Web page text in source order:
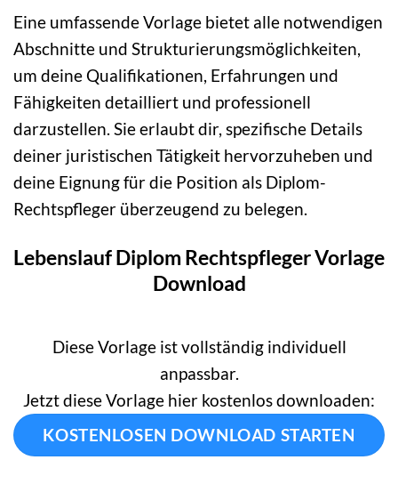
Eine umfassende Vorlage bietet alle notwendigen
Abschnitte und Strukturierungsmöglichkeiten,
um deine Qualifikationen, Erfahrungen und
Fähigkeiten detailliert und professionell
darzustellen. Sie erlaubt dir, spezifische Details
deiner juristischen Tätigkeit hervorzuheben und
deine Eignung für die Position als Diplom-
Rechtspfleger überzeugend zu belegen.
Lebenslauf Diplom Rechtspfleger Vorlage
Download
Diese Vorlage ist vollständig individuell
anpassbar.
Jetzt diese Vorlage hier kostenlos downloaden:
KOSTENLOSEN DOWNLOAD STARTEN